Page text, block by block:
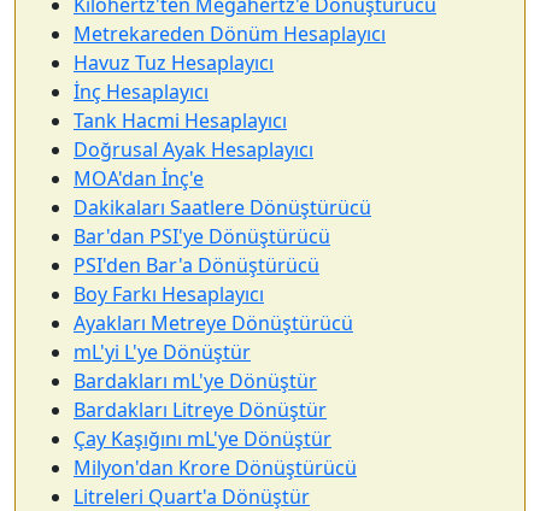
Metrekareden Dönüm Hesaplayıcı
Havuz Tuz Hesaplayıcı
İnç Hesaplayıcı
Tank Hacmi Hesaplayıcı
Doğrusal Ayak Hesaplayıcı
MOA'dan İnç'e
Dakikaları Saatlere Dönüştürücü
Bar'dan PSI'ye Dönüştürücü
PSI'den Bar'a Dönüştürücü
Boy Farkı Hesaplayıcı
Ayakları Metreye Dönüştürücü
mL'yi L'ye Dönüştür
Bardakları mL'ye Dönüştür
Bardakları Litreye Dönüştür
Çay Kaşığını mL'ye Dönüştür
Milyon'dan Krore Dönüştürücü
Litreleri Quart'a Dönüştür